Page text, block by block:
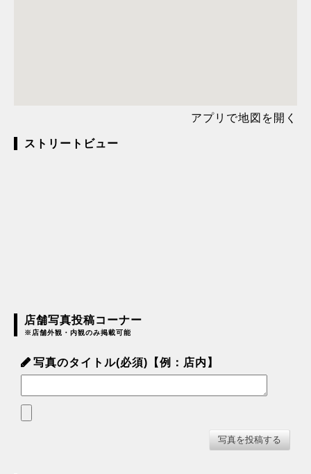
アプリで地図を開く
ストリートビュー
店舗写真投稿コーナー
※店舗外観・内観のみ掲載可能
写真のタイトル(必須)【例：店内】